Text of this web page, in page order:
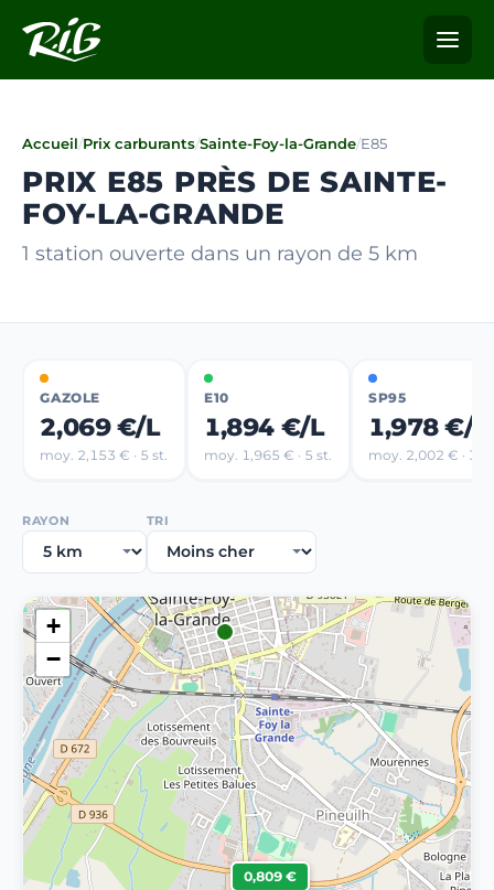
Accueil/Prix carburants/Sainte-Foy-la-Grande/E85
PRIX E85 PRÈS DE SAINTE-
FOY-LA-GRANDE
1 station ouverte dans un rayon de 5 km
GAZOLE
2,069 €/L
moy. 2,153 € · 5 st.
E10
1,894 €/L
moy. 1,965 € · 5 st.
SP95
1,978 €/L
moy. 2,002 € · 3
RAYON TRI
0,809 €
+
−